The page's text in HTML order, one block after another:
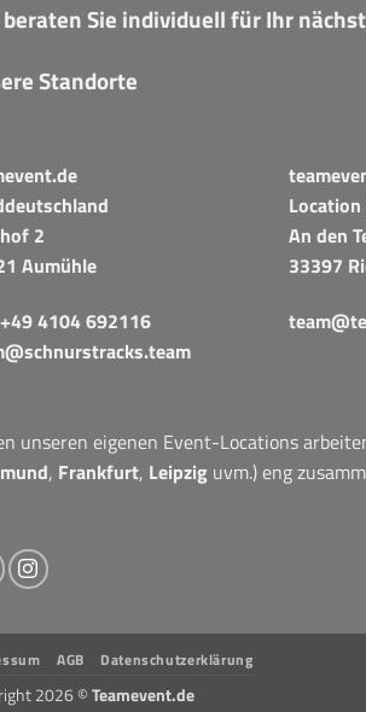
Sie individuell für Ihr
Standorte
2
Aumühle
+49 4104 692116
An den
33397
unseren eigenen Event-Locations
, Frankfurt, Leipzig uvm.) eng
AGB Datenschutzerklärung
2026 ©Teamevent.de